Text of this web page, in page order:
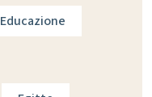
Educazione